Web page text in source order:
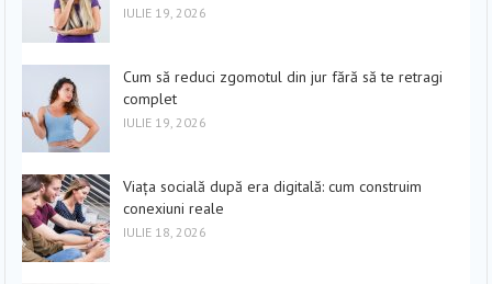
IULIE 19, 2026
Cum să reduci zgomotul din jur fără să te retragi
complet
IULIE 19, 2026
Viața socială după era digitală: cum construim
conexiuni reale
IULIE 18, 2026